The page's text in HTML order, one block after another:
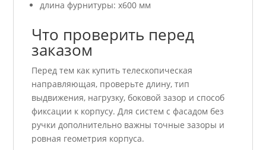
длина фурнитуры: x600 мм
Что проверить перед
заказом
Перед тем как купить телескопическая
направляющая, проверьте длину, тип
выдвижения, нагрузку, боковой зазор и способ
фиксации к корпусу. Для систем с фасадом без
ручки дополнительно важны точные зазоры и
ровная геометрия корпуса.